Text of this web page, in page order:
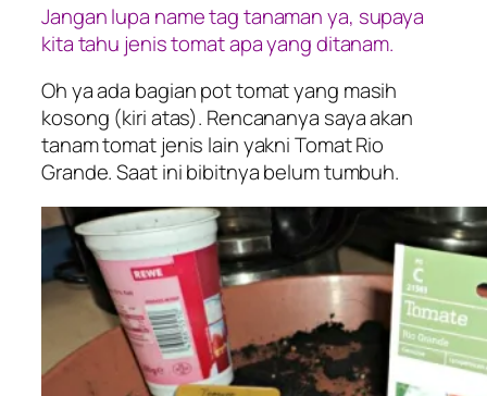
Jangan lupa name tag tanaman ya, supaya
kita tahu jenis tomat apa yang ditanam.
Oh ya ada bagian pot tomat yang masih
kosong (kiri atas). Rencananya saya akan
tanam tomat jenis lain yakni Tomat Rio
Grande. Saat ini bibitnya belum tumbuh.